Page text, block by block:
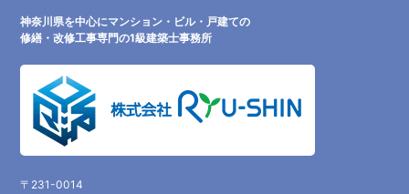
神奈川県を中心にマンション・ビル・戸建ての
修繕・改修工事専門の1級建築士事務所
〒231-0014